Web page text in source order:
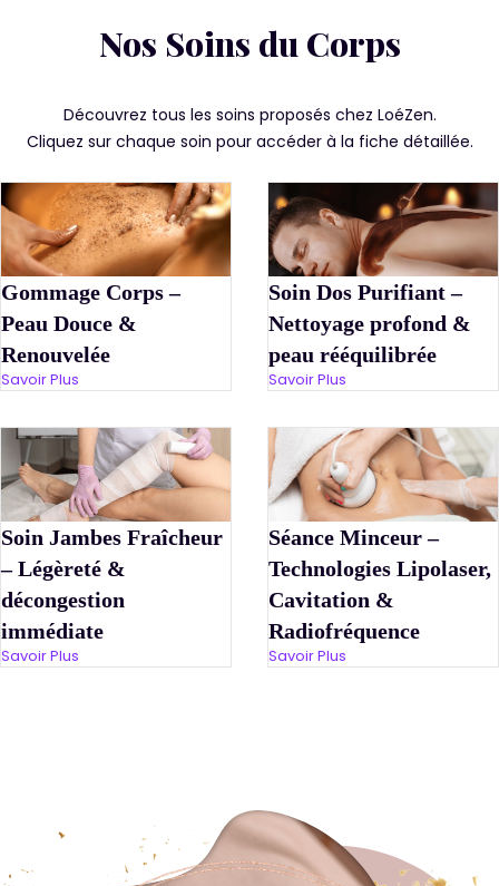
Nos Soins du Corps
Découvrez tous les soins proposés chez LoéZen.
Cliquez sur chaque soin pour accéder à la fiche détaillée.
Gommage Corps –
Peau Douce &
Renouvelée
Savoir Plus
Soin Dos Purifiant –
Nettoyage profond &
peau rééquilibrée
Savoir Plus
Soin Jambes Fraîcheur
– Légèreté &
décongestion
immédiate
Savoir Plus
Séance Minceur –
Technologies Lipolaser,
Cavitation &
Radiofréquence
Savoir Plus